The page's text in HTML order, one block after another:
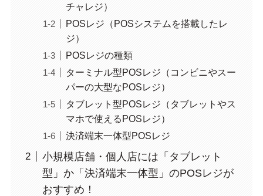
チャレジ）
POSレジ（POSシステムを搭載したレ
ジ）
POSレジの種類
ターミナル型POSレジ（コンビニやスー
パーの大型なPOSレジ）
タブレット型POSレジ（タブレットやス
マホで使えるPOSレジ）
決済端末一体型POSレジ
小規模店舗・個人店には「タブレット
型」か「決済端末一体型」のPOSレジが
おすすめ！